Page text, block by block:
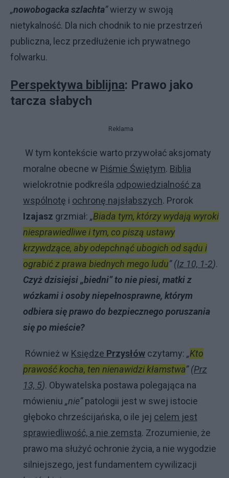
„nowobogacka szlachta”wierzy w swoją
nietykalność. Dla nich chodnik to nie przestrzeń
publiczna, lecz przedłużenie ich prywatnego
folwarku.
Perspektywa biblijna: Prawo jako
tarcza słabych
Reklama
W tym kontekście warto przywołać aksjomaty
moralne obecne w Piśmie Świętym. Biblia
wielokrotnie podkreśla odpowiedzialność za
wspólnotę i ochronę najsłabszych. Prorok
Izajasz grzmiał: „Biada tym, którzy wydają wyroki
niesprawiedliwe i tym, co piszą ustawy
krzywdzące, aby odepchnąć ubogich od sądu i
ograbić z prawa biednych mego ludu” (Iz 10, 1-2).
Czyż dzisiejsi „biedni” to nie piesi, matki z
wózkami i osoby niepełnosprawne, którym
odbiera się prawo do bezpiecznego poruszania
się po mieście?
Również w Księdze Przysłów czytamy: „Kto
prawość kocha, ten nienawidzi kłamstwa” (Prz
13, 5). Obywatelska postawa polegająca na
mówieniu „nie”patologii jest w swej istocie
głęboko chrześcijańska, o ile jej celem jest
sprawiedliwość, a nie zemsta. Zrozumienie, że
prawo ma służyć ochronie życia, a nie wygodzie
silniejszego, jest fundamentem cywilizacji